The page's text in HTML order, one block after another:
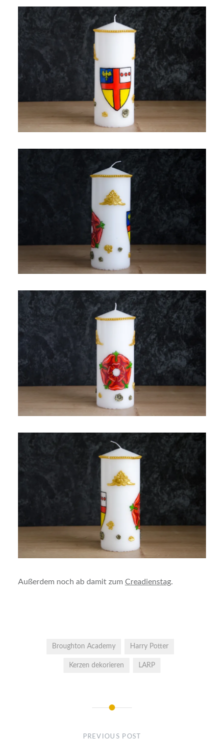
Außerdem noch ab damit zum Creadienstag.
Broughton Academy Harry Potter
Kerzen dekorieren LARP
PREVIOUS POST